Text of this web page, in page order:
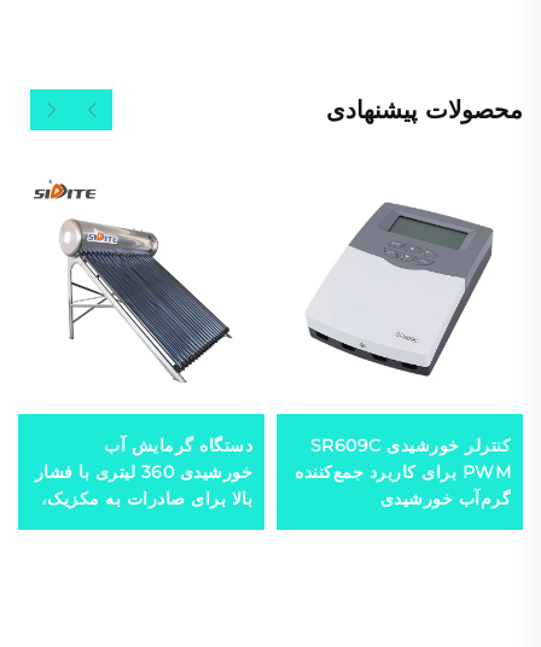
محصولات پیشنهادی
کنترلر خورشیدی SR609C
PWM برای کاربرد جمع‌کننده
گرم‌آب خورشیدی
دستگاه گرمایش آب
خورشیدی 360 لیتری با فشار
بالا برای صادرات به مکزیک،
برزیل، اسپانیا، ایتالیا